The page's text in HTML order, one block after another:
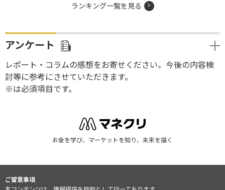
ランキング一覧を見る
アンケート
レポート・コラムの感想をお寄せください。今後の内容検
討等に参考にさせていただきます。
※は必須項目です。
お金を学び、マーケットを知り、未来を描く
ご留意事項